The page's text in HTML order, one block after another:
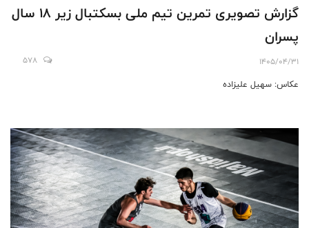
گزارش تصویری تمرین تیم ملی بسکتبال زیر ۱۸ سال
پسران
1405/04/31
578
عکاس: سهیل علیزاده